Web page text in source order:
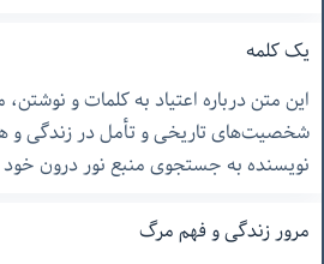
یک کلمه
این متن درباره اعتیاد به کلمات و نوشتن،
شخصیت‌های تاریخی و تأمل در زندگی
نویسنده به جستجوی منبع نور درون خود
مرور زندگی و فهم مرگ